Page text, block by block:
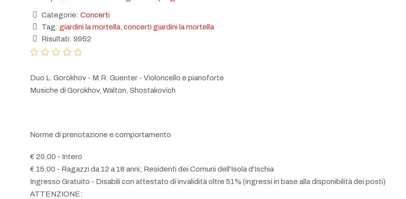
Categorie: Concerti
Tag: giardini la mortella concerti giardini la mortella
Risultati: 9952
Duo L. Gorokhov - M.R. Guenter - Violoncello e pianoforte
Musiche di Gorokhov, Walton, Shostakovich
Norme di prenotazione e comportamento
€ 20,00 - Intero
€ 15,00 - Ragazzi da 12 a 18 anni; Residenti dei Comuni dell'Isola d'Ischia
Ingresso Gratuito - Disabili con attestato di invalidità oltre 51% (ingressi in base alla disponibilità dei posti)
ATTENZIONE: